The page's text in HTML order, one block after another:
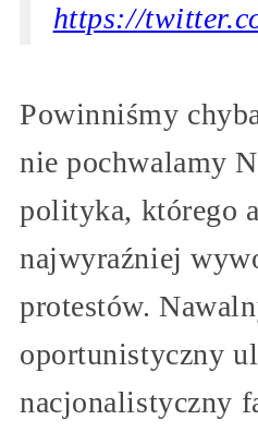
https://
Powinniśmy
nie pochwalamy
polityka, którego
najwyraźniej
protestów.
oportunistyczny
nacjonalistyczny